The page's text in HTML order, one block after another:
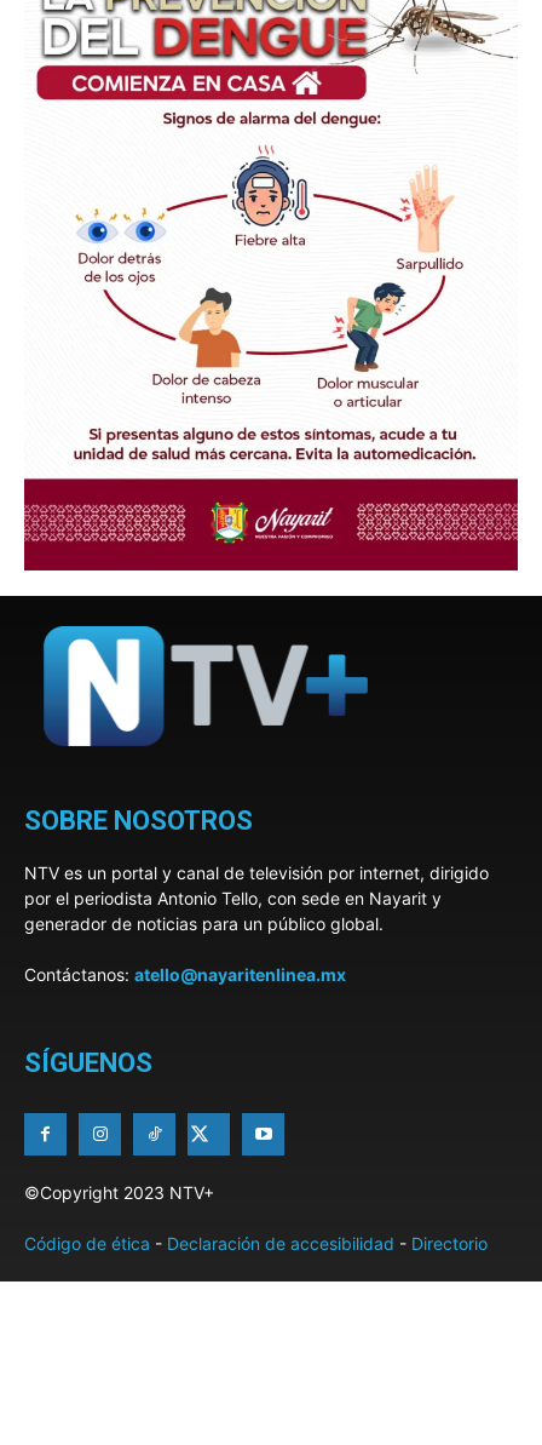
SOBRE NOSOTROS
NTV es un portal y canal de televisión por internet, dirigido
por el periodista Antonio Tello, con sede en Nayarit y
generador de noticias para un público global.
Contáctanos: atello@nayaritenlinea.mx
SÍGUENOS
©Copyright 2023 NTV+
Código de ética - Declaración de accesibilidad - Directorio